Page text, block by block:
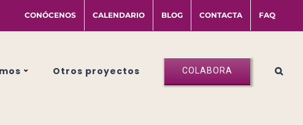
CONÓCENOS CALENDARIO BLOG CONTACTA FAQ
Otros proyectos COLABORA